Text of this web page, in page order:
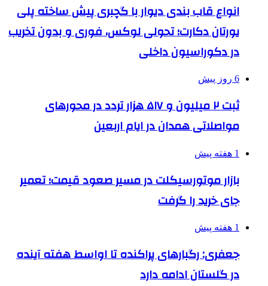
انواع قاب بندی دیوار با گچبری پیش ساخته پلی
یورتان دکارت؛ تحولی لوکس، فوری و بدون تخریب
در دکوراسیون داخلی
6 روز پیش
ثبت ۲ میلیون و ۵۱۷ هزار تردد در محورهای
مواصلاتی همدان در ایام اربعین
1 هفته پیش
بازار موتورسیکلت در مسیر صعود قیمت؛ تعمیر
جای خرید را گرفت
1 هفته پیش
جعفری: رگبارهای پراکنده تا اواسط هفته آینده
در گلستان ادامه دارد